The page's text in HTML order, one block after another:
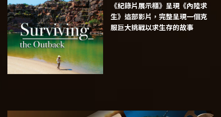
《紀錄片展示櫃》呈現《內陸求
生》這部影片，完整呈現一個克
服巨大挑戰以求生存的故事